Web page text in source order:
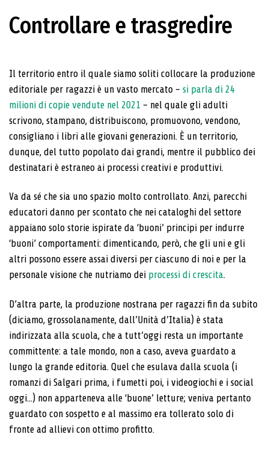
Controllare e trasgredire
Il territorio entro il quale siamo soliti collocare la produzione
editoriale per ragazzi è un vasto mercato – si parla di 24
milioni di copie vendute nel 2021 – nel quale gli adulti
scrivono, stampano, distribuiscono, promuovono, vendono,
consigliano i libri alle giovani generazioni. È un territorio,
dunque, del tutto popolato dai grandi, mentre il pubblico dei
destinatari è estraneo ai processi creativi e produttivi.
Va da sé che sia uno spazio molto controllato. Anzi, parecchi
educatori danno per scontato che nei cataloghi del settore
appaiano solo storie ispirate da ‘buoni’ principi per indurre
‘buoni’ comportamenti: dimenticando, però, che gli uni e gli
altri possono essere assai diversi per ciascuno di noi e per la
personale visione che nutriamo dei processi di crescita.
D’altra parte, la produzione nostrana per ragazzi fin da subito
(diciamo, grossolanamente, dall’Unità d’Italia) è stata
indirizzata alla scuola, che a tutt’oggi resta un importante
committente: a tale mondo, non a caso, aveva guardato a
lungo la grande editoria. Quel che esulava dalla scuola (i
romanzi di Salgari prima, i fumetti poi, i videogiochi e i social
oggi...) non apparteneva alle ‘buone’ letture; veniva pertanto
guardato con sospetto e al massimo era tollerato solo di
fronte ad allievi con ottimo profitto.